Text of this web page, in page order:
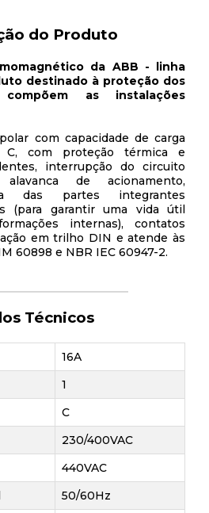
do Produto
da ABB - linha
destinado à proteção dos
as instalações
com capacidade de carga
C, com proteção térmica e
interrupção do circuito
de acionamento,
das partes integrantes
(para garantir uma vida útil
internas), contatos
em trilho DIN e atende às
60898 e NBR IEC 60947-2.
Técnicos
16A
1
C
230/400VAC
440VAC
50/60Hz